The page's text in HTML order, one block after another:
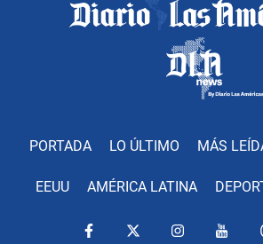
PORTADA LO ÚLTIMO MÁS
EEUU AMÉRICA LATINA